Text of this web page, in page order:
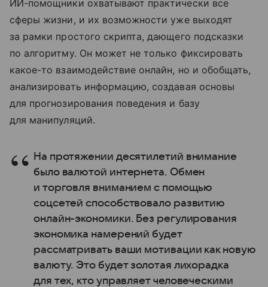
ИИ-помощники охватывают практически все
сферы жизни, и их возможности уже выходят
за рамки простого скрипта, дающего подсказки
по алгоритму. Он может не только фиксировать
какое-то взаимодействие онлайн, но и обобщать,
анализировать информацию, создавая основы
для прогнозирования поведения и базу
для манипуляций.
На протяжении десятилетий внимание
было валютой интернета. Обмен
и торговля вниманием с помощью
соцсетей способствовало развитию
онлайн-экономики. Без регулирования
экономика намерений будет
рассматривать ваши мотивации как новую
валюту. Это будет золотая лихорадка
для тех, кто управляет человеческими